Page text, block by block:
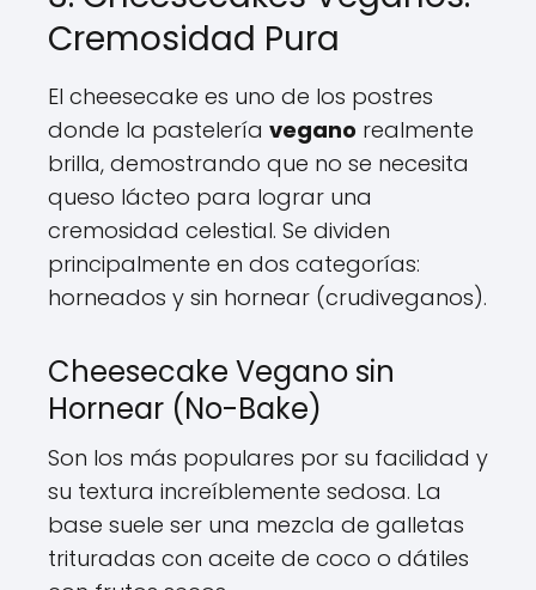
Cremosidad Pura
El cheesecake es uno de los postres
donde la pastelería vegano realmente
brilla, demostrando que no se necesita
queso lácteo para lograr una
cremosidad celestial. Se dividen
principalmente en dos categorías:
horneados y sin hornear (crudiveganos).
Cheesecake Vegano sin
Hornear (No-Bake)
Son los más populares por su facilidad y
su textura increíblemente sedosa. La
base suele ser una mezcla de galletas
trituradas con aceite de coco o dátiles